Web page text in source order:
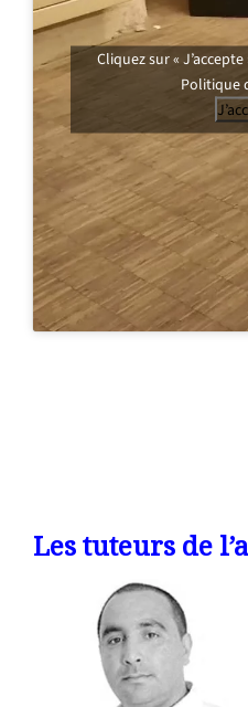
Cliquez sur «
Politique
Les tuteurs de